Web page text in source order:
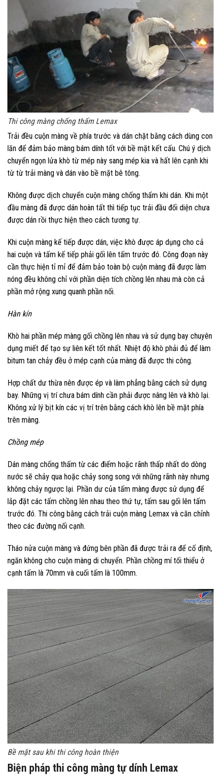
Thi công màng chống thấm Lemax
Trải đều cuộn màng về phía trước và dán chặt bằng cách dùng con
lăn để đảm bảo màng bám dính tốt với bề mặt kết cấu. Chú ý dịch
chuyển ngọn lửa khò từ mép này sang mép kia và hất lên cạnh khi
từ từ trải màng và dán vào bề mặt bê tông.
Không được dịch chuyển cuộn màng chống thấm khi dán. Khi một
đầu màng đã được dán hoàn tất thì tiếp tục trải đầu đối diện chưa
được dán rồi thực hiện theo cách tương tự.
Khi cuộn màng kế tiếp được dán, việc khò được áp dụng cho cả
hai cuộn và tấm kế tiếp phải gối lên tấm trước đó. Công đoạn này
cần thực hiện tỉ mỉ để đảm bảo toàn bộ cuộn màng đã được làm
nóng đều không chỉ với phần diện tích chồng lên nhau mà còn cả
phần mở rộng xung quanh phần nối.
Hàn kín
Khò hai phần mép màng gối chồng lên nhau và sử dụng bay chuyên
dụng miết để tạo sự liên kết tốt nhất. Nhiệt độ khò phải đủ để làm
bitum tan chảy đều ở mép cạnh của màng đã được thi công.
Hợp chất dư thừa nên được ép và làm phẳng bằng cách sử dụng
bay. Những vị trí chưa bám dính cần phải được nâng lên và khò lại.
Không xử lý bịt kín các vị trí trên bằng cách khò lên bề mặt phía
trên màng.
Chồng mép
Dán màng chống thấm từ các điểm hoặc rãnh thấp nhất do dòng
nước sẽ chảy qua hoặc chảy song song với những rãnh này nhưng
không chảy ngược lại. Phần dư của tấm màng được sử dụng để
lắp đặt các tấm chồng lên nhau theo thứ tự, tấm sau gối lên tấm
trước đó. Thi công bằng cách trải cuộn màng Lemax và căn chỉnh
theo các đường nối cạnh.
Tháo nửa cuộn màng và đứng bên phần đã được trải ra để cố định,
ngăn không cho cuộn màng di chuyển. Phần chồng mí tối thiểu ở
cạnh tấm là 70mm và cuối tấm là 100mm.
Bề mặt sau khi thi công hoàn thiện
Biện pháp thi công màng tự dính Lemax